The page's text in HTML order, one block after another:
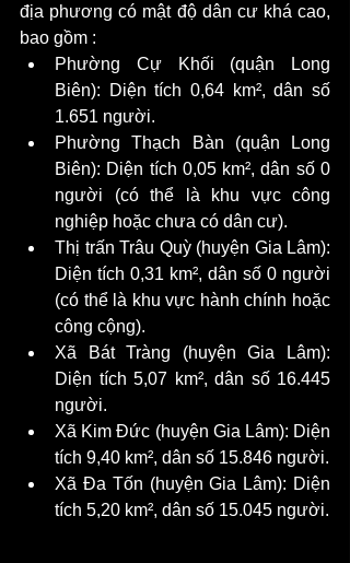
địa phương có mật độ dân cư khá cao,
bao gồm :
Phường Cự Khối (quận Long
Biên): Diện tích 0,64 km², dân số
1.651 người.
Phường Thạch Bàn (quận Long
Biên): Diện tích 0,05 km², dân số 0
người (có thể là khu vực công
nghiệp hoặc chưa có dân cư).
Thị trấn Trâu Quỳ (huyện Gia Lâm):
Diện tích 0,31 km², dân số 0 người
(có thể là khu vực hành chính hoặc
công cộng).
Xã Bát Tràng (huyện Gia Lâm):
Diện tích 5,07 km², dân số 16.445
người.
Xã Kim Đức (huyện Gia Lâm): Diện
tích 9,40 km², dân số 15.846 người.
Xã Đa Tốn (huyện Gia Lâm): Diện
tích 5,20 km², dân số 15.045 người.